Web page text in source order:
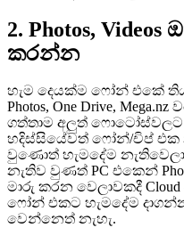
2. Photos,
කරන්න
හැම දෙයක්ම ෆෝන් එකේ
Photos, One Drive,
ගත්තාම අලුත් ෆොටෝස්වලට
හදිස්සියේවත් ෆෝන්/චිප් එක
වුණොත් හැමදේම
නැතිව වුණත් PC එකෙන්
මාරු කරන වෙලාවකදී
ෆෝන් එකට හැමදේම
වෙන්නෙත් නැහැ.